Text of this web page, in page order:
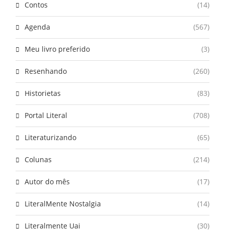
Contos (14)
Agenda (567)
Meu livro preferido (3)
Resenhando (260)
Historietas (83)
Portal Literal (708)
Literaturizando (65)
Colunas (214)
Autor do mês (17)
LiteralMente Nostalgia (14)
Literalmente Uai (30)